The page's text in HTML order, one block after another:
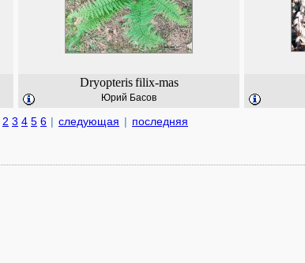
Dryopteris filix-mas
Юрий Басов
2 3 4 5 6 | следующая | последняя